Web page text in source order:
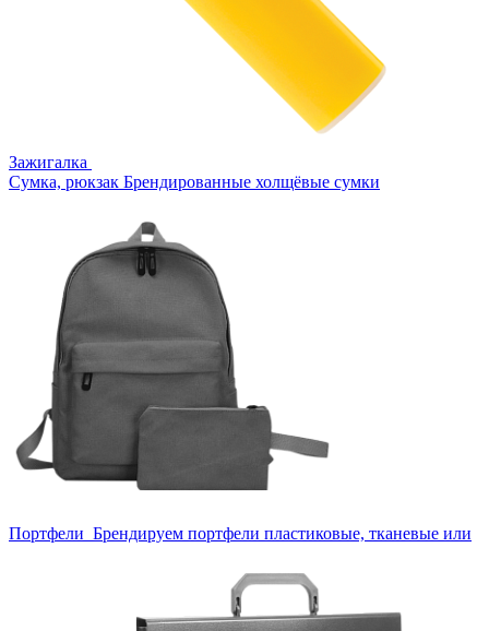
Зажигалка
Сумка, рюкзак Брендированные холщёвые сумки
Портфели Брендируем портфели пластиковые, тканевые или